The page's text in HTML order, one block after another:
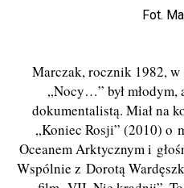
Fot.
Marczak, rocznik 1982,
„Nocy…” był
dokumentalistą. Miał na
„Koniec Rosji” (2010) o
Oceanem Arktycznym i
Wspólnie z Dorotą